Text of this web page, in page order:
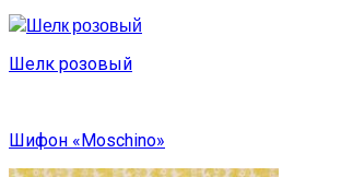
Шелк розовый
Шифон «Moschino»